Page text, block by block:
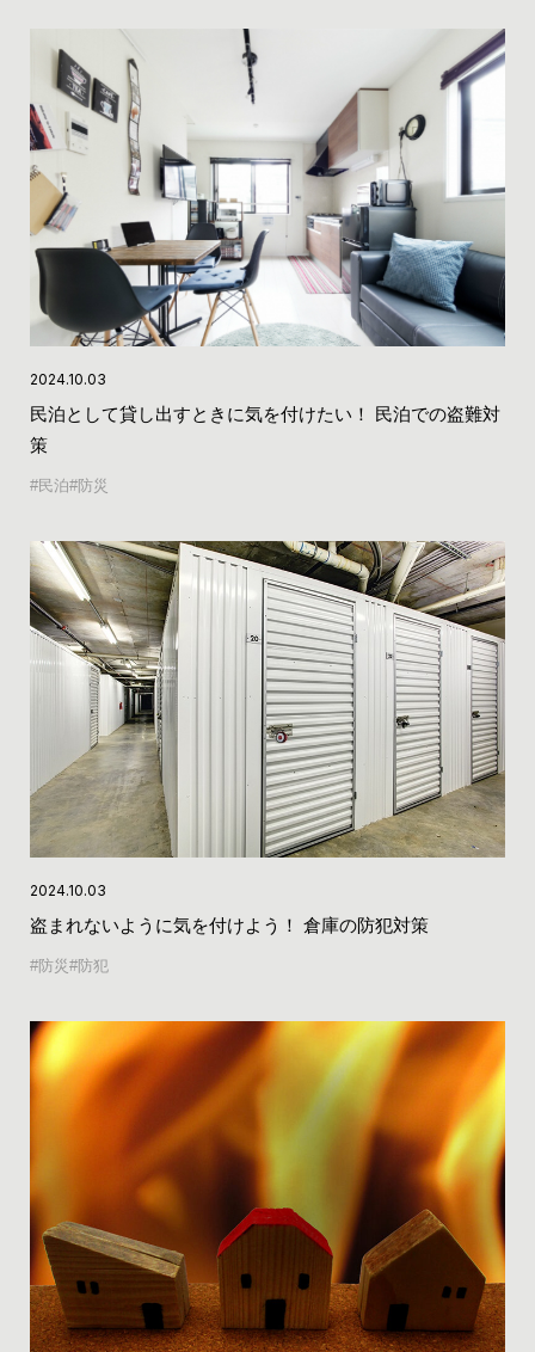
2024.10.03
民泊として貸し出すときに気を付けたい！ 民泊での盗難対
策
民泊 防災
2024.10.03
盗まれないように気を付けよう！ 倉庫の防犯対策
防災 防犯